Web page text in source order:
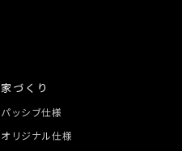
家づくり
パッシブ仕様
オリジナル仕様